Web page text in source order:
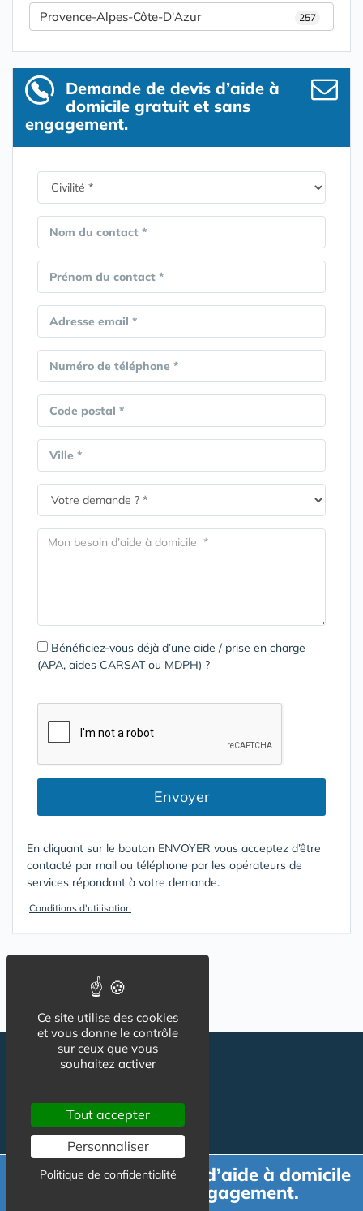
Provence-Alpes-Côte-D'Azur 257
Demande de devis d’aide à
domicile gratuit et sans
engagement.
Nom du contact *
Prénom du contact *
Adresse email *
Numéro de téléphone *
Code postal *
Ville *
Bénéficiez-vous déjà d’une aide / prise en charge
(APA, aides CARSAT ou MDPH) ?
Envoyer
En cliquant sur le bouton ENVOYER vous acceptez d’être
contacté par mail ou téléphone par les opérateurs de
services répondant à votre demande.
Conditions d'utilisation
Suivez-nous
CGU
Mentions légales
Demande de devis d’aide à domicile
gratuit et sans engagement.
Ce site utilise des cookies
et vous donne le contrôle
sur ceux que vous
souhaitez activer
Tout accepter
Personnaliser
Politique de confidentialité